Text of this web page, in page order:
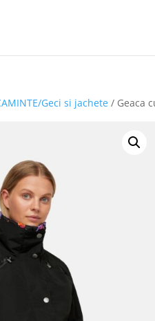
Geci si jachete / Geaca